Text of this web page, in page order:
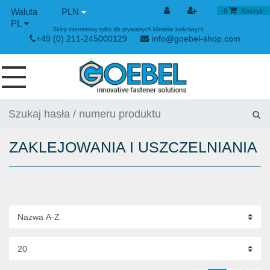
PL
PLN 0 Koszyk
+49 (0) 211-245000129 info@goebel-shop.com
Sklep internetowy tylko dla prywatnych klientów końcowych
WKRĘTY
URZĄDZIENIE RĘCZNE
ZAKLEJOWANIA I USZCZELNIANIA